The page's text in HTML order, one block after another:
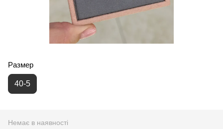
Размер
40-5
Немає в наявності